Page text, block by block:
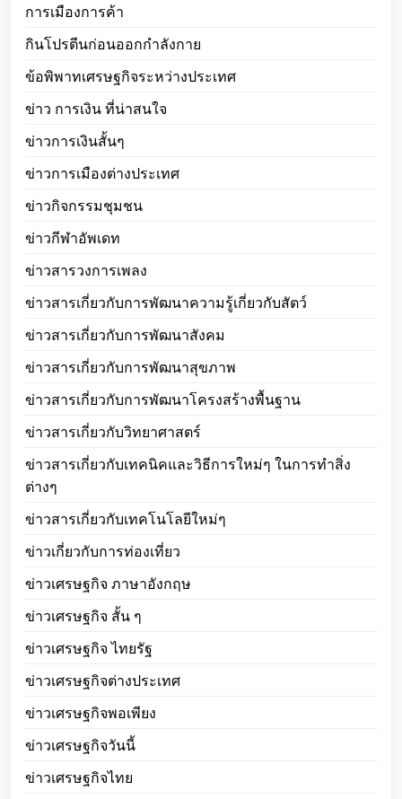
การเมืองการค้า
กินโปรตีนก่อนออกกำลังกาย
ข้อพิพาทเศรษฐกิจระหว่างประเทศ
ข่าว การเงิน ที่น่าสนใจ
ข่าวการเงินสั้นๆ
ข่าวการเมืองต่างประเทศ
ข่าวกิจกรรมชุมชน
ข่าวกีฬาอัพเดท
ข่าวสารวงการเพลง
ข่าวสารเกี่ยวกับการพัฒนาความรู้เกี่ยวกับสัตว์
ข่าวสารเกี่ยวกับการพัฒนาสังคม
ข่าวสารเกี่ยวกับการพัฒนาสุขภาพ
ข่าวสารเกี่ยวกับการพัฒนาโครงสร้างพื้นฐาน
ข่าวสารเกี่ยวกับวิทยาศาสตร์
ข่าวสารเกี่ยวกับเทคนิคและวิธีการใหม่ๆ ในการทำสิ่ง
ต่างๆ
ข่าวสารเกี่ยวกับเทคโนโลยีใหม่ๆ
ข่าวเกี่ยวกับการท่องเที่ยว
ข่าวเศรษฐกิจ ภาษาอังกฤษ
ข่าวเศรษฐกิจ สั้น ๆ
ข่าวเศรษฐกิจ ไทยรัฐ
ข่าวเศรษฐกิจต่างประเทศ
ข่าวเศรษฐกิจพอเพียง
ข่าวเศรษฐกิจวันนี้
ข่าวเศรษฐกิจไทย